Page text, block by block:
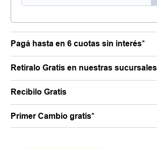
Pagá hasta en 6 cuotas sin interés*
Retiralo Gratis en nuestras sucursales
Recibilo Gratis
Primer Cambio gratis*